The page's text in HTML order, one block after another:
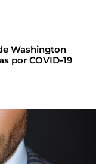
Washington
por COVID-19